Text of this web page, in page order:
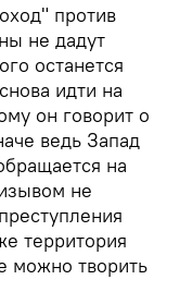
против
не дадут
останется
идти на
он говорит о
ведь Запад
на
не
территория
можно творить